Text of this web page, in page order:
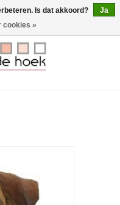
0 Artikelen - €0,00
Is dat akkoord?
Ja
cookies »